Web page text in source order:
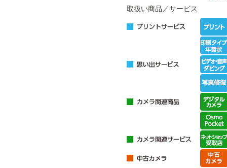
取扱い商品／サービス